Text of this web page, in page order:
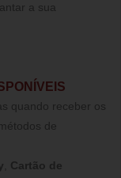
a sua
quando receber os
de
Cartão de